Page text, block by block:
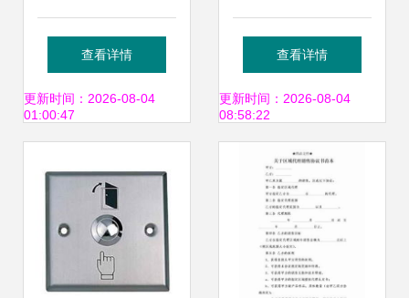
处理厂软件开发 智
慧水务赋能绿色生
查看详情
更新时间：2026-08-04
01:00:47
舟2006与智能打包
方案的双重革新
查看详情
更新时间：2026-08-04
08:58:22